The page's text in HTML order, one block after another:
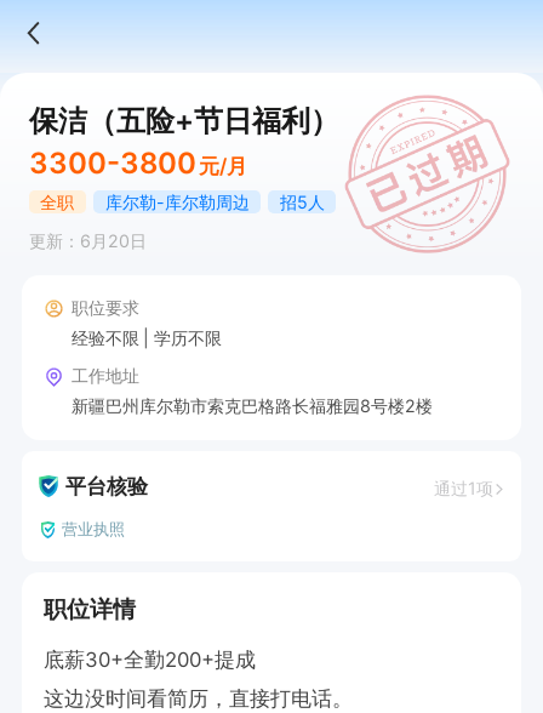
保洁（五险+节日福利）
3300-3800 元/月
全职 库尔勒-库尔勒周边
招5人
更新：6月20日
职位要求
经验不限
学历不限
工作地址
新疆巴州库尔勒市索克巴格路长福雅园8号楼2楼
平台核验 通过1项
营业执照
职位详情
底薪30+全勤200+提成
这边没时间看简历，直接打电话。